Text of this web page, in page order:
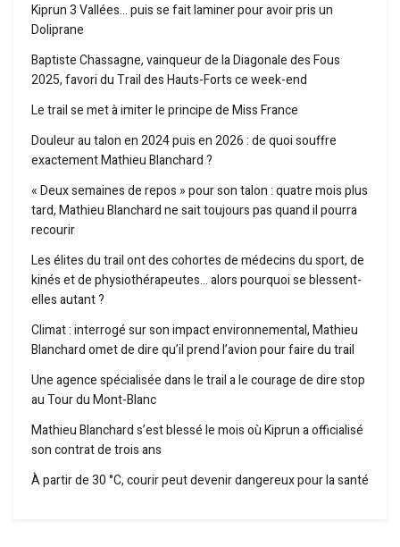
Kiprun 3 Vallées… puis se fait laminer pour avoir pris un
Doliprane
Baptiste Chassagne, vainqueur de la Diagonale des Fous
2025, favori du Trail des Hauts-Forts ce week-end
Le trail se met à imiter le principe de Miss France
Douleur au talon en 2024 puis en 2026 : de quoi souffre
exactement Mathieu Blanchard ?
« Deux semaines de repos » pour son talon : quatre mois plus
tard, Mathieu Blanchard ne sait toujours pas quand il pourra
recourir
Les élites du trail ont des cohortes de médecins du sport, de
kinés et de physiothérapeutes… alors pourquoi se blessent-
elles autant ?
Climat : interrogé sur son impact environnemental, Mathieu
Blanchard omet de dire qu’il prend l’avion pour faire du trail
Une agence spécialisée dans le trail a le courage de dire stop
au Tour du Mont-Blanc
Mathieu Blanchard s’est blessé le mois où Kiprun a officialisé
son contrat de trois ans
À partir de 30 °C, courir peut devenir dangereux pour la santé